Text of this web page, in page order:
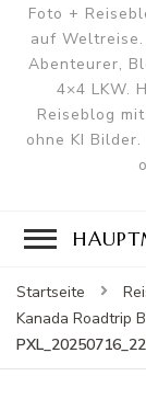
Foto +
auf
Abenteurer,
4×4 LKW.
Reiseblog
ohne KI
Startseite
Kanada Roadtrip